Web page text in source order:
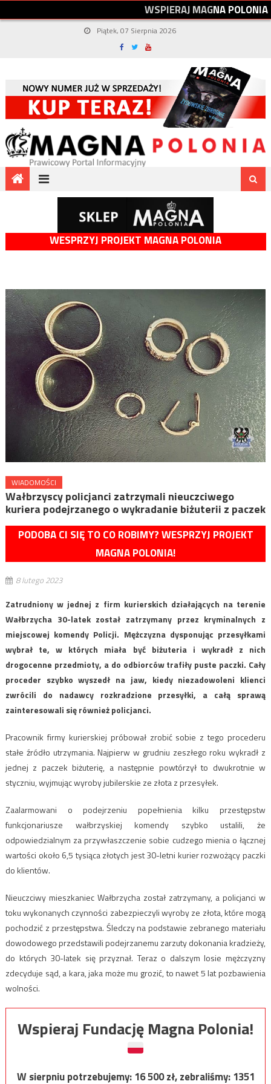
WSPIERAJMAGNAPOLONIA
Piątek, 07 Sierpnia 2026
WESPRZYJ PROJEKT MAGNA POLONIA
WIADOMOŚCI
Wałbrzyscy policjanci zatrzymali nieuczciwego
kuriera podejrzanego o wykradanie biżuterii z paczek
PODOBA CI SIĘ TO CO ROBIMY? WESPRZYJ PROJEKT
MAGNA POLONIA!
8 lutego 2023
Zatrudniony w jednej z firm kurierskich działających na terenie
Wałbrzycha 30-latek został zatrzymany przez kryminalnych z
miejscowej komendy Policji. Mężczyzna dysponując przesyłkami
wybrał te, w których miała być biżuteria i wykradł z nich
drogocenne przedmioty, a do odbiorców trafiły puste paczki. Cały
proceder szybko wyszedł na jaw, kiedy niezadowoleni klienci
zwrócili do nadawcy rozkradzione przesyłki, a całą sprawą
zainteresowali się również policjanci.
Pracownik firmy kurierskiej próbował zrobić sobie z tego procederu
stałe źródło utrzymania. Najpierw w grudniu zeszłego roku wykradł z
jednej z paczek biżuterię, a następnie powtórzył to dwukrotnie w
styczniu, wyjmując wyroby jubilerskie ze złota z przesyłek.
Zaalarmowani o podejrzeniu popełnienia kilku przestępstw
funkcjonariusze wałbrzyskiej komendy szybko ustalili, że
odpowiedzialnym za przywłaszczenie sobie cudzego mienia o łącznej
wartości około 6,5 tysiąca złotych jest 30-letni kurier rozwożący paczki
do klientów.
Nieuczciwy mieszkaniec Wałbrzycha został zatrzymany, a policjanci w
toku wykonanych czynności zabezpieczyli wyroby ze złota, które mogą
pochodzić z przestępstwa. Śledczy na podstawie zebranego materiału
dowodowego przedstawili podejrzanemu zarzuty dokonania kradzieży,
do których 30-latek się przyznał. Teraz o dalszym losie mężczyzny
zdecyduje sąd, a kara, jaka może mu grozić, to nawet 5 lat pozbawienia
wolności.
Wspieraj Fundację Magna Polonia!
W sierpniu potrzebujemy:16 500zł, zebraliśmy:1351